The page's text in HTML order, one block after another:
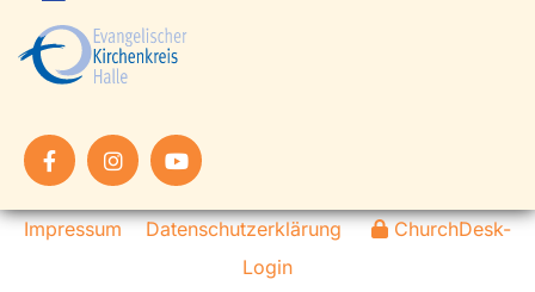
Impressum Datenschutzerklärung
ChurchDesk-
Login